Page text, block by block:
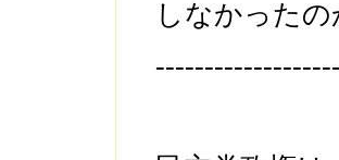
しなかったの